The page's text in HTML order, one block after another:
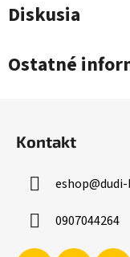
Diskusia
Ostatné
Kontakt
eshop@
0907044264